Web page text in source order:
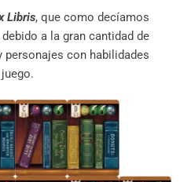
Libris, que como decíamos
a la gran cantidad de
con habilidades